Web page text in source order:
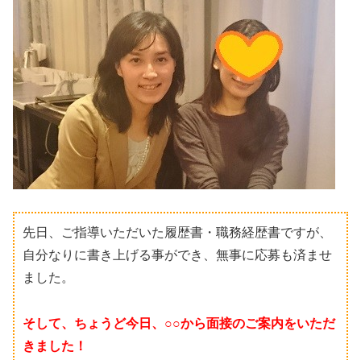
先日、ご指導いただいた履歴書・職務経歴書ですが、
自分なりに書き上げる事ができ、無事に応募も済ませ
ました。
そして、ちょうど今日、○○から面接のご案内をいただ
きました！